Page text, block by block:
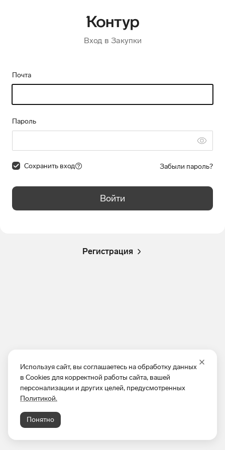
Используя сайт, вы соглашаетесь на обработку данных
в Cookies для корректной работы сайта, вашей
персонализации и других целей, предусмотренных
Политикой.
Понятно
Вход в Закупки
Почта
Пароль
Сохранить вход Забыли пароль?
Войти
Регистрация